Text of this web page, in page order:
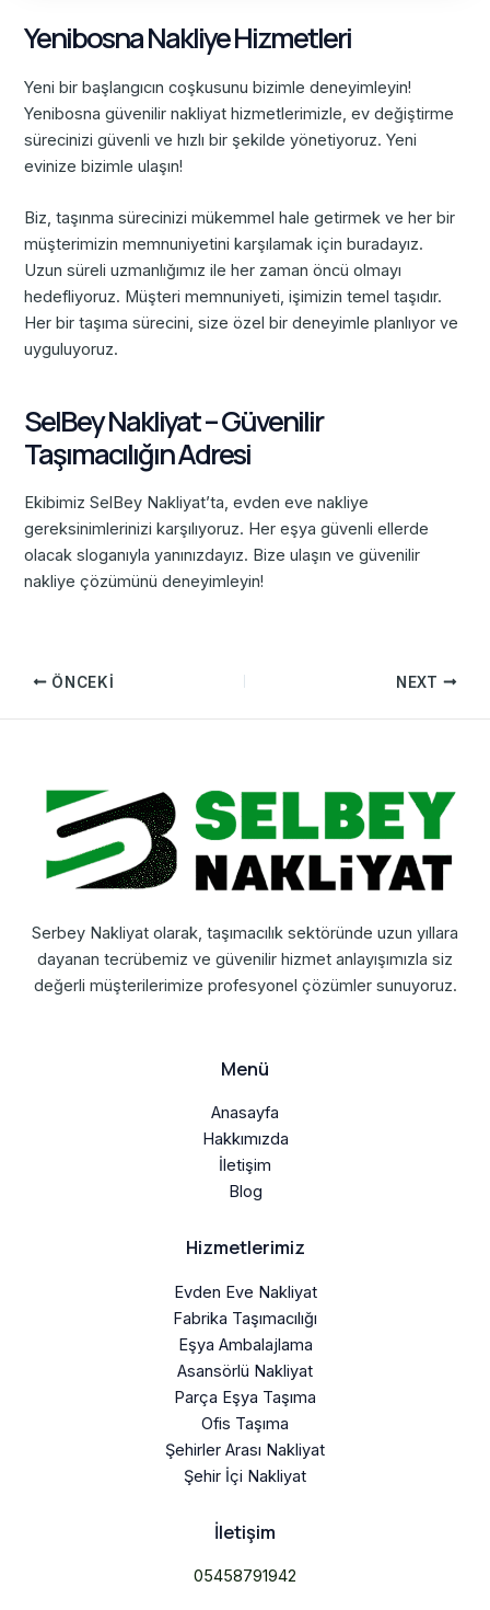
Yenibosna Nakliye Hizmetleri
Yeni bir başlangıcın coşkusunu bizimle deneyimleyin!
Yenibosna güvenilir nakliyat hizmetlerimizle, ev değiştirme
sürecinizi güvenli ve hızlı bir şekilde yönetiyoruz. Yeni
evinize bizimle ulaşın!
Biz, taşınma sürecinizi mükemmel hale getirmek ve her bir
müşterimizin memnuniyetini karşılamak için buradayız.
Uzun süreli uzmanlığımız ile her zaman öncü olmayı
hedefliyoruz. Müşteri memnuniyeti, işimizin temel taşıdır.
Her bir taşıma sürecini, size özel bir deneyimle planlıyor ve
uyguluyoruz.
SelBey Nakliyat – Güvenilir
Taşımacılığın Adresi
Ekibimiz SelBey Nakliyat’ta, evden eve nakliye
gereksinimlerinizi karşılıyoruz. Her eşya güvenli ellerde
olacak sloganıyla yanınızdayız. Bize ulaşın ve güvenilir
nakliye çözümünü deneyimleyin!
ÖNCEKI NEXT
Serbey Nakliyat olarak, taşımacılık sektöründe uzun yıllara
dayanan tecrübemiz ve güvenilir hizmet anlayışımızla siz
değerli müşterilerimize profesyonel çözümler sunuyoruz.
Menü
Anasayfa
Hakkımızda
İletişim
Blog
Hizmetlerimiz
Evden Eve Nakliyat
Fabrika Taşımacılığı
Eşya Ambalajlama
Asansörlü Nakliyat
Parça Eşya Taşıma
Ofis Taşıma
Şehirler Arası Nakliyat
Şehir İçi Nakliyat
İletişim
05458791942